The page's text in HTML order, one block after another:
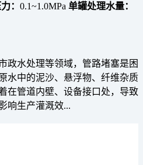
： 0.1~1.0MPa 单罐处理水量：
政水处理等领域，管路堵塞是困
水中的泥沙、悬浮物、纤维杂质
在管道内壁、设备接口处，导致
响生产灌溉效...